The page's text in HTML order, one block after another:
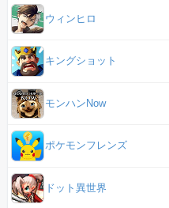
ウィンヒロ
キングショット
モンハンNow
ポケモンフレンズ
ドット異世界